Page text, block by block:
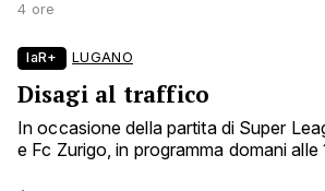
4 ore
laR+ LUGANO
Disagi al traffico
In occasione della partita di Super
e Fc Zurigo, in programma domani alle